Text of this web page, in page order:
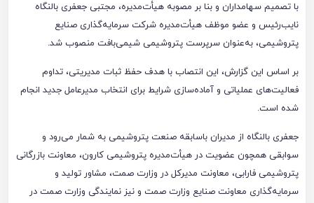
با تصمیم سهامداران و بنا بر مصوبه هیأت‌مدیره، مجتبی جعفری بالنگاه
نایب‌رئیس و عضو موظف هیأت‌مدیره شرکت سرمایه‌گذاری صنایع
پتروشیمی، به‌عنوان سرپرست پتروشیمی شیمی‌بافت منصوب شد.
بر اساس این گزارش، این انتصاب با هدف حفظ ثبات مدیریتی، تداوم
فعالیت‌های عملیاتی و آماده‌سازی شرایط برای انتخاب مدیرعامل جدید انجام
شده است.
جعفری بالنگاه از مدیران باسابقه صنعت پتروشیمی به شمار می‌رود و
سوابقی همچون عضویت در هیأت‌مدیره پتروشیمی کارون، معاونت بازرگانی
پتروشیمی فارابی، معاونت مدیرکل در وزارت صمت، مشاور تولید و
سرمایه‌گذاری معاونت صنایع وزارت صمت و نیز نمایندگی وزارت صمت در